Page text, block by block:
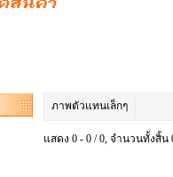
ภาพตัวแทนเล็กๆ
แสดง 0 - 0 / 0, จำนวนทั้งสิ้